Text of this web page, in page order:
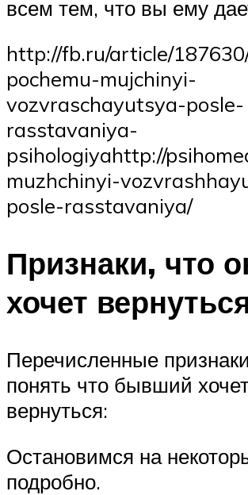
всем тем, что вы ему
http://fb.ru/article/
pochemu-mujchinyi-
vozvraschayutsya-posle-
rasstavaniya-
psihologiyahttp://
muzhchinyi-
posle-rasstavaniya/
Признаки, что
хочет
Перечисленные
понять что бывший
вернуться:
Остановимся на
подробно.